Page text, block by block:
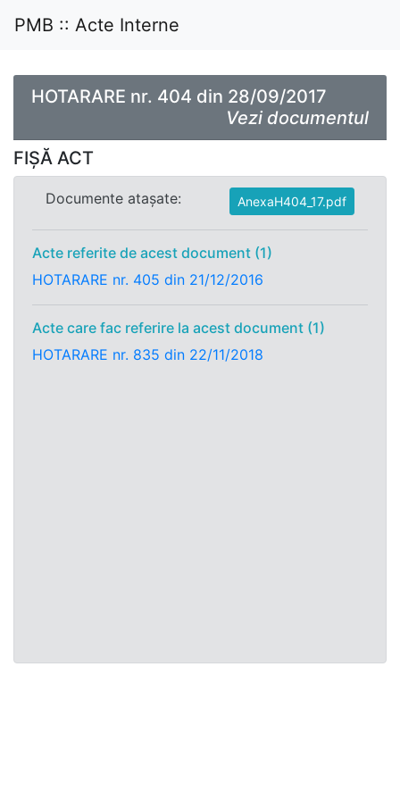
PMB :: Acte Interne
HOTARARE nr. 404 din 28/09/2017
Vezi documentul
FIȘĂ ACT
Documente atașate: AnexaH404_17.pdf
Acte referite de acest document (1)
HOTARARE nr. 405 din 21/12/2016
Acte care fac referire la acest document (1)
HOTARARE nr. 835 din 22/11/2018